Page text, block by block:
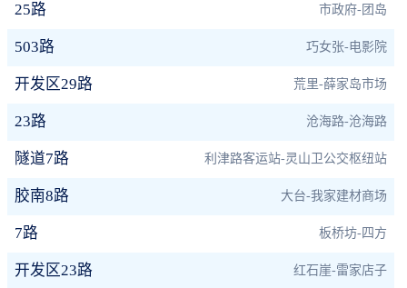
25路 市政府-团岛
503路 巧女张-电影院
开发区29路 荒里-薛家岛市场
23路 沧海路-沧海路
隧道7路 利津路客运站-灵山卫公交枢纽站
胶南8路 大台-我家建材商场
7路 板桥坊-四方
开发区23路 红石崖-雷家店子